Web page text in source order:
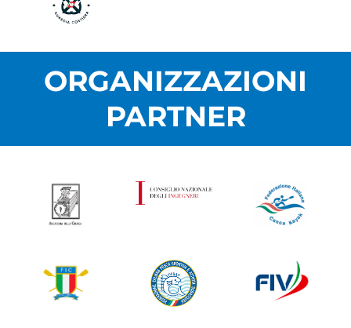
ORGANIZZAZIONI
PARTNER